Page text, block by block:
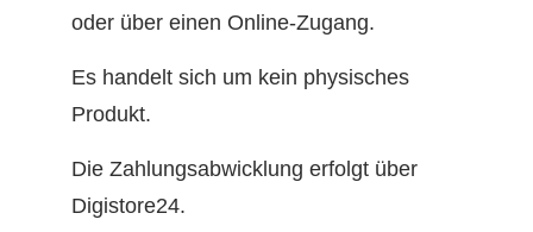
oder über einen Online-Zugang.
Es handelt sich um kein physisches
Produkt.
Die Zahlungsabwicklung erfolgt über
Digistore24.